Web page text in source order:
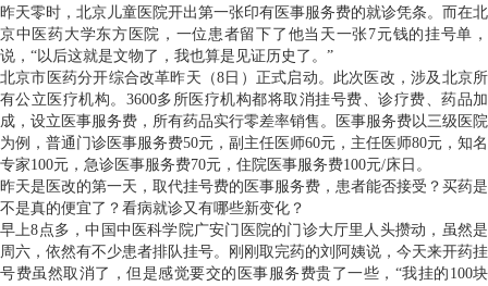
昨天零时，北京儿童医院开出第一张印有医事服务费的就诊凭条。而在北
京中医药大学东方医院，一位患者留下了他当天一张7元钱的挂号单，
说，“以后这就是文物了，我也算是见证历史了。”
北京市医药分开综合改革昨天（8日）正式启动。此次医改，涉及北京所
有公立医疗机构。3600多所医疗机构都将取消挂号费、诊疗费、药品加
成，设立医事服务费，所有药品实行零差率销售。医事服务费以三级医院
为例，普通门诊医事服务费50元，副主任医师60元，主任医师80元，知名
专家100元，急诊医事服务费70元，住院医事服务费100元/床日。
昨天是医改的第一天，取代挂号费的医事服务费，患者能否接受？买药是
不是真的便宜了？看病就诊又有哪些新变化？
早上8点多，中国中医科学院广安门医院的门诊大厅里人头攒动，虽然是
周六，依然有不少患者排队挂号。刚刚取完药的刘阿姨说，今天来开药挂
号费虽然取消了，但是感觉要交的医事服务费贵了一些，“我挂的100块